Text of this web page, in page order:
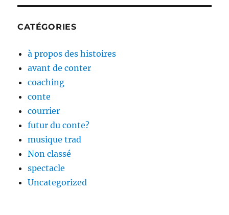
CATÉGORIES
à propos des histoires
avant de conter
coaching
conte
courrier
futur du conte?
musique trad
Non classé
spectacle
Uncategorized